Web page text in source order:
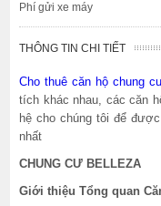
Phí gửi xe máy
THÔNG TIN CHI TIẾT
Cho thuê căn hộ chung
tích khác nhau, các căn
hệ cho chúng tôi để
nhất
CHUNG CƯ BELLEZA
Giới thiệu Tổng quan